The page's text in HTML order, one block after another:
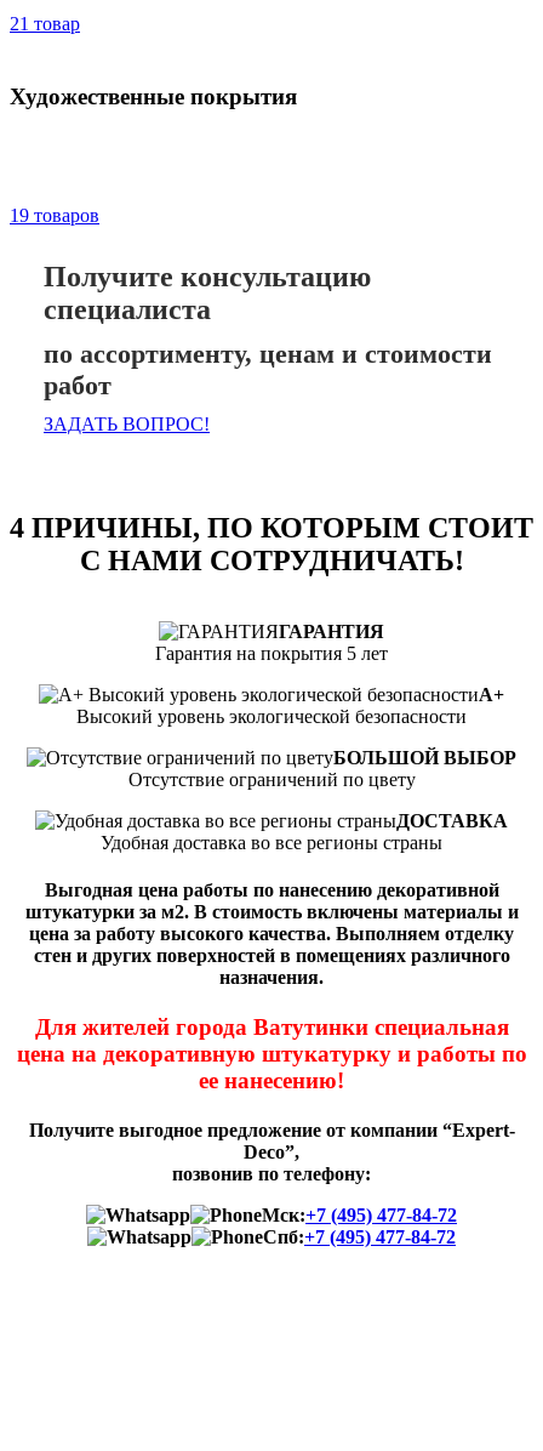
21 товар
Художественные покрытия
19 товаров
Получите консультацию
специалиста
по ассортименту, ценам и стоимости
работ
ЗАДАТЬ ВОПРОС!
4 ПРИЧИНЫ, ПО КОТОРЫМ СТОИТ
С НАМИ СОТРУДНИЧАТЬ!
ГАРАНТИЯ
Гарантия на покрытия 5 лет
А+
Высокий уровень экологической безопасности
БОЛЬШОЙ ВЫБОР
Отсутствие ограничений по цвету
ДОСТАВКА
Удобная доставка во все регионы страны
Выгодная цена работы по нанесению декоративной
штукатурки за м2. В стоимость включены материалы и
цена за работу высокого качества. Выполняем отделку
стен и других поверхностей в помещениях различного
назначения.
Для жителей города Ватутинки специальная
цена на декоративную штукатурку и работы по
ее нанесению!
Получите выгодное предложение от компании “Expert-
Deco”,
позвонив по телефону:
Мск:+7 (495) 477-84-72
Спб:+7 (495) 477-84-72